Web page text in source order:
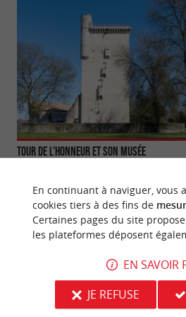
Tour de l'Honneur et son musée
donjon carré, vestige d’un ancien château
médiéval du 14ème, ...
1,9 km - Lesparre-Médoc
En continuant à naviguer, vous
cookies tiers à des fins de
Certaines pages du site
les plateformes déposent
EN SAVOIR
JE REFUSE